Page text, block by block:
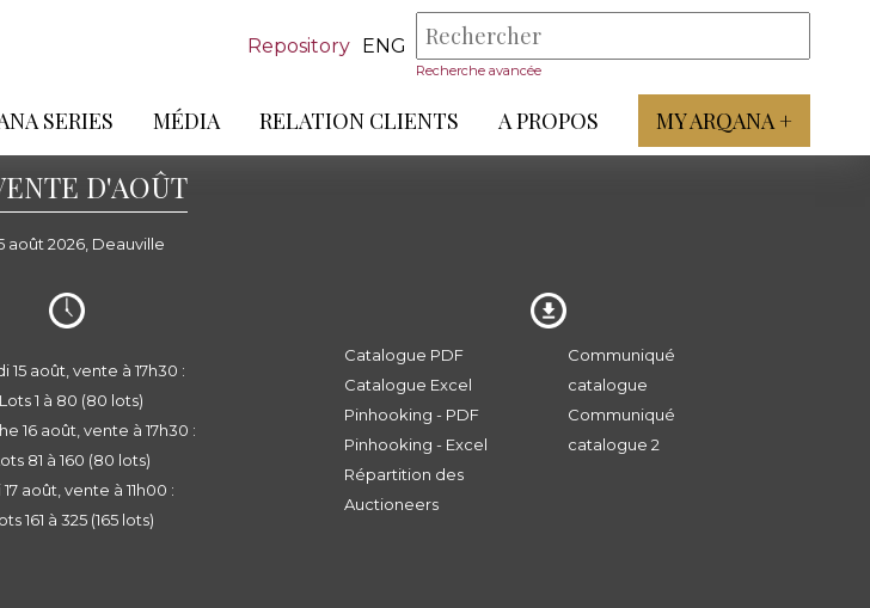
Repository ENG
Recherche avancée
SERIES MÉDIA RELATION CLIENTS A PROPOS MY ARQANA +
D'AOÛT
août 2026, Deauville
15 août, vente à 17h30 :
Lots 1 à 80 (80 lots)
16 août, vente à 17h30 :
81 à 160 (80 lots)
août, vente à 11h00 :
161 à 325 (165 lots)
Catalogue PDF
Catalogue Excel
Pinhooking - PDF
Pinhooking - Excel
Répartition des
Auctioneers
Communiqué
catalogue
Communiqué
catalogue 2